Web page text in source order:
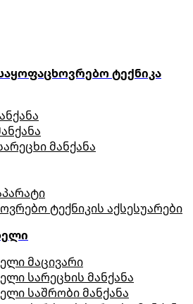
ტექნიკა
მანქანა
ტექნიკის აქსესუარები
მაცივარი
სარეცხის მანქანა
საშრობი მანქანა